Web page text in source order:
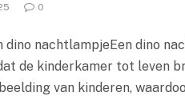
0
dino nachtlampjeEen dino
de kinderkamer tot leven
van kinderen,